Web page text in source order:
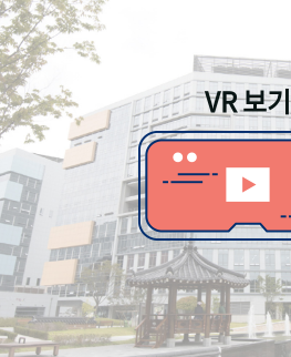
정책과 연구
간행물 변천사
기록물 아카이브
사진 아카이브 문서 기록물 행
50 주년 기념
성과 50선 숫자로 보는 50년 50 +1
세계와 함께 한 KIHASA
VR 보기